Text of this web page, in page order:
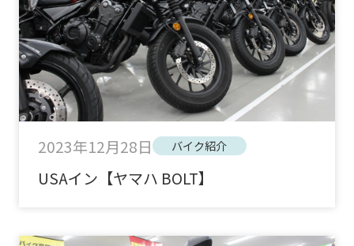
2023年12月28日 バイク紹介
USAイン【ヤマハ BOLT】